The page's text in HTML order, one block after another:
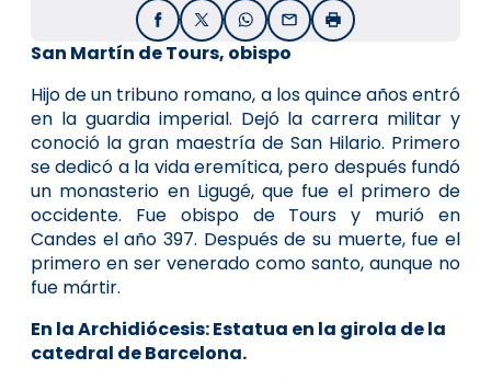
FacebookX / TwitterWhatsApp
EmailImprimir
San Martín de Tours, obispo
Hijo de un tribuno romano, a los quince años entró
en la guardia imperial. Dejó la carrera militar y
conoció la gran maestría de San Hilario. Primero
se dedicó a la vida eremítica, pero después fundó
un monasterio en Ligugé, que fue el primero de
occidente. Fue obispo de Tours y murió en
Candes el año 397. Después de su muerte, fue el
primero en ser venerado como santo, aunque no
fue mártir.
En la Archidiócesis: Estatua en la girola de la
catedral de Barcelona.